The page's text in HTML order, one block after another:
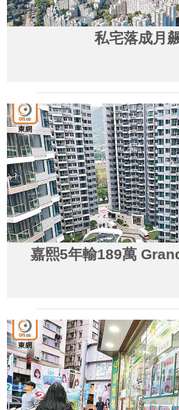
私宅落成月
嘉熙5年輸189萬